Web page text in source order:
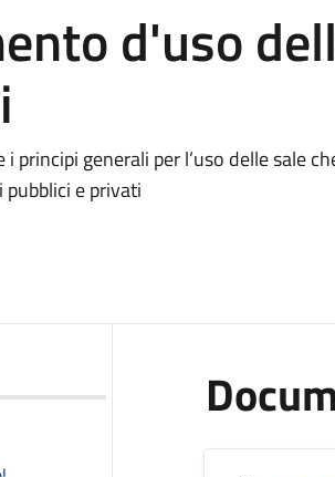
d'uso
principi generali per l’uso delle sale
e privati